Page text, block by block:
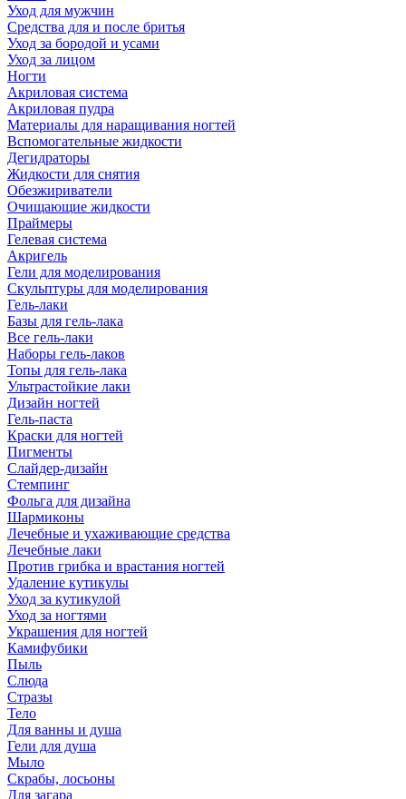
Уход для мужчин
Средства для и после бритья
Уход за бородой и усами
Уход за лицом
Ногти
Акриловая система
Акриловая пудра
Материалы для наращивания ногтей
Вспомогательные жидкости
Дегидраторы
Жидкости для снятия
Обезжириватели
Очищающие жидкости
Праймеры
Гелевая система
Акригель
Гели для моделирования
Скульптуры для моделирования
Гель-лаки
Базы для гель-лака
Все гель-лаки
Наборы гель-лаков
Топы для гель-лака
Ультрастойкие лаки
Дизайн ногтей
Гель-паста
Краски для ногтей
Пигменты
Слайдер-дизайн
Стемпинг
Фольга для дизайна
Шармиконы
Лечебные и ухаживающие средства
Лечебные лаки
Против грибка и врастания ногтей
Удаление кутикулы
Уход за кутикулой
Уход за ногтями
Украшения для ногтей
Камифубики
Пыль
Слюда
Стразы
Тело
Для ванны и душа
Гели для душа
Мыло
Скрабы, лосьоны
Для загара